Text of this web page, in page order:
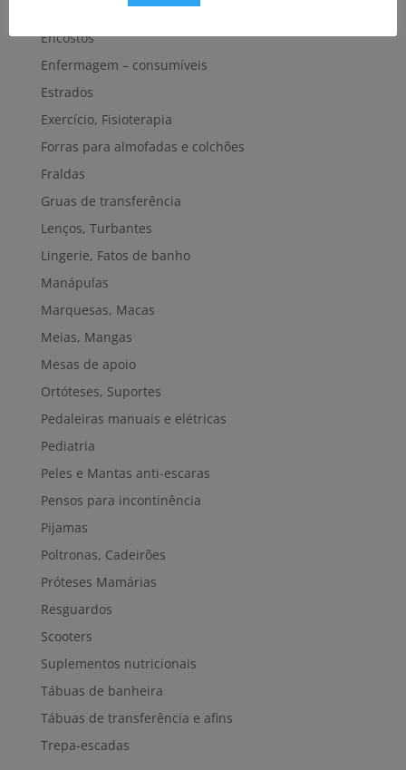
Elevadores de banho
Encostos
Enfermagem – consumíveis
Estrados
Exercício, Fisioterapia
Forras para almofadas e colchões
Fraldas
Gruas de transferência
Lenços, Turbantes
Lingerie, Fatos de banho
Manápulas
Marquesas, Macas
Meias, Mangas
Mesas de apoio
Ortóteses, Suportes
Pedaleiras manuais e elétricas
Pediatria
Peles e Mantas anti-escaras
Pensos para incontinência
Pijamas
Poltronas, Cadeirões
Próteses Mamárias
Resguardos
Scooters
Suplementos nutricionais
Tábuas de banheira
Tábuas de transferência e afins
Trepa-escadas